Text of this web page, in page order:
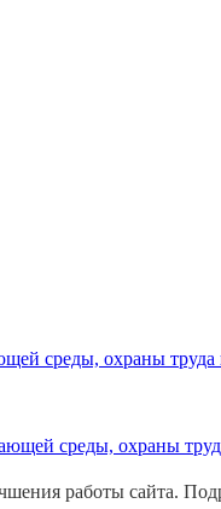
среды, охраны
среды, охраны
работы сайта.